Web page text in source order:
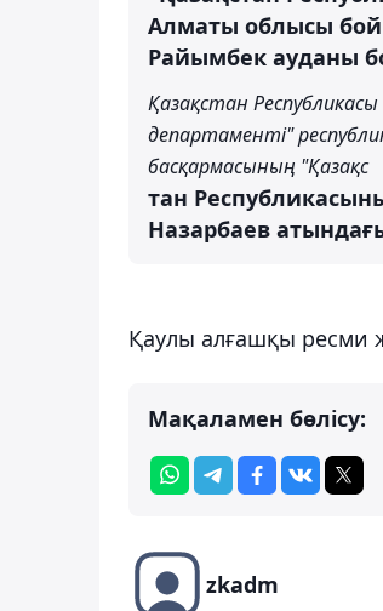
Алматы облысы
Райымбек ауданы
Қазақстан
департаменті"
басқармасының "Қазақс
тан
Назарбаев
Қаулы алғашқы ресми
Мақаламен бөлісу:
zkadm